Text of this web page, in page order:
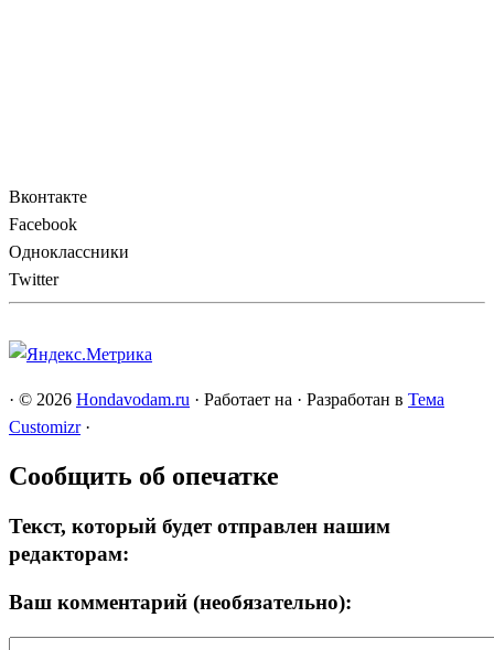
Вконтакте
Facebook
Одноклассники
Twitter
· © 2026 Hondavodam.ru · Работает на · Разработан в Тема
Customizr ·
Сообщить об опечатке
Текст, который будет отправлен нашим
редакторам:
Ваш комментарий (необязательно):